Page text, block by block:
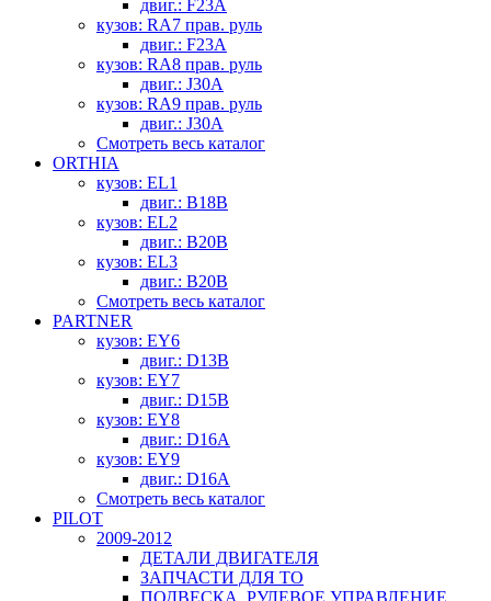
двиг.: F23A
кузов: RA7 прав. руль
двиг.: F23A
кузов: RA8 прав. руль
двиг.: J30A
кузов: RA9 прав. руль
двиг.: J30A
Смотреть весь каталог
ORTHIA
кузов: EL1
двиг.: B18B
кузов: EL2
двиг.: B20B
кузов: EL3
двиг.: B20B
Смотреть весь каталог
PARTNER
кузов: EY6
двиг.: D13B
кузов: EY7
двиг.: D15B
кузов: EY8
двиг.: D16A
кузов: EY9
двиг.: D16A
Смотреть весь каталог
PILOT
2009-2012
ДЕТАЛИ ДВИГАТЕЛЯ
ЗАПЧАСТИ ДЛЯ ТО
ПОДВЕСКА, РУЛЕВОЕ УПРАВЛЕНИЕ,